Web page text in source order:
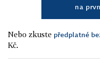
na
Nebo zkuste předplatné
Kč.